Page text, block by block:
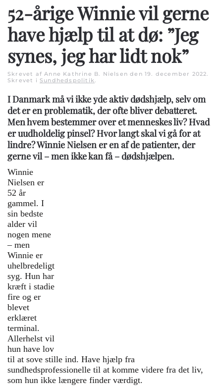
52-årige Winnie vil gerne
have hjælp til at dø: ”Jeg
synes, jeg har lidt nok”
Skrevet af Anne Kathrine B. Nielsen den 19. december 2022.
Skrevet i Sundhedspolitik.
I Danmark må vi ikke yde aktiv dødshjælp, selv om
det er en problematik, der ofte bliver debatteret.
Men hvem bestemmer over et menneskes liv? Hvad
er uudholdelig pinsel? Hvor langt skal vi gå for at
lindre? Winnie Nielsen er en af de patienter, der
gerne vil – men ikke kan få – dødshjælpen.
Winnie
Nielsen er
52 år
gammel. I
sin bedste
alder vil
nogen mene
– men
Winnie er
uhelbredeligt
syg. Hun har
kræft i stadie
fire og er
blevet
erklæret
terminal.
Allerhelst vil
hun have lov
til at sove stille ind. Have hjælp fra
sundhedsprofessionelle til at komme videre fra det liv,
som hun ikke længere finder værdigt.